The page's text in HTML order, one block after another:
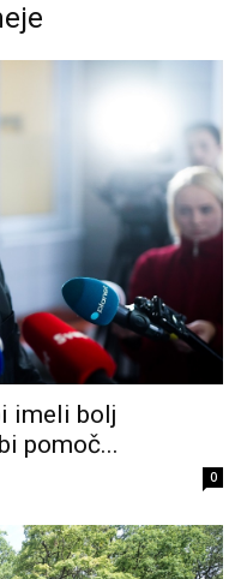
imeli bolj
pomoč...
0